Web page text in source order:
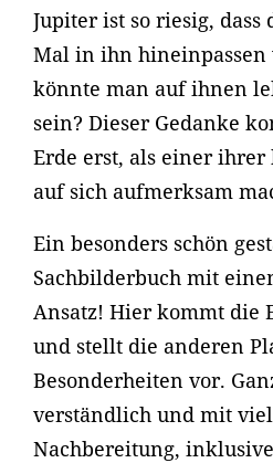
Jupiter ist so riesig, dass
Mal in ihn hineinpassen
könnte man auf ihnen
sein? Dieser Gedanke
Erde erst, als einer
auf sich aufmerksam
Ein besonders schön
Sachbilderbuch mit
Ansatz! Hier kommt die
und stellt die anderen
Besonderheiten vor.
verständlich und mit
Nachbereitung,